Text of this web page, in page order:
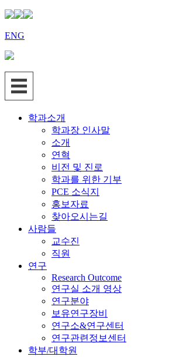
ENG
학과소개
학과장 인사말
소개
연혁
비전 및 진로
학과를 위한 기부
PCE 소식지
홍보자료
찾아오시는길
사람들
교수진
직원
연구
Research Outcome
연구실 소개 영상
연구분야
보유연구장비
연구소&연구센터
연구관련정보센터
학부/대학원